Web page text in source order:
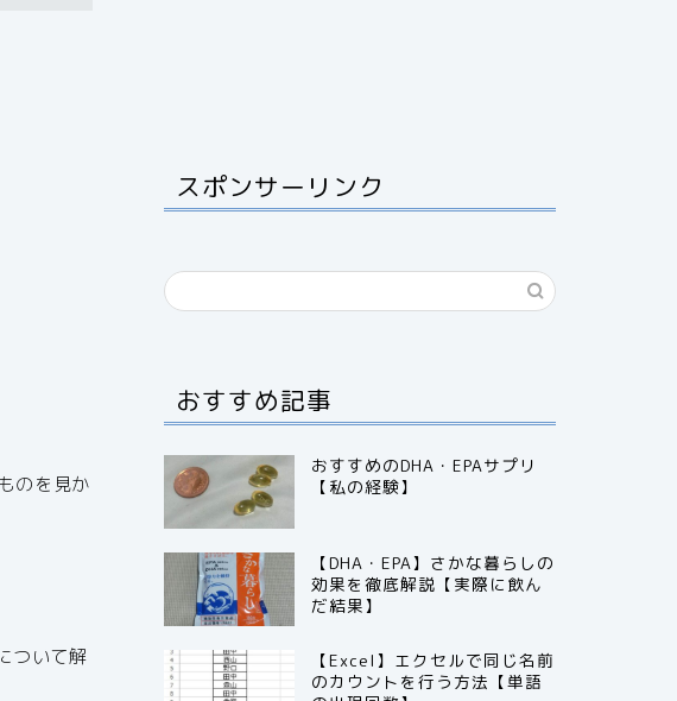
のを見か
ついて解
スポンサーリンク
おすすめ記事
おすすめのDHA・EPAサプリ
【私の経験】
【DHA・EPA】さかな暮らしの
効果を徹底解説【実際に飲ん
だ結果】
【Excel】エクセルで同じ名前
のカウントを行う方法【単語